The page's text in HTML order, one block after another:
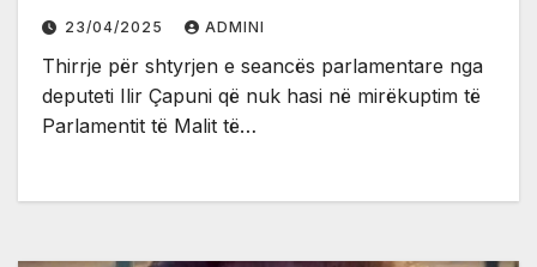
23/04/2025 ADMINI
Thirrje për shtyrjen e seancës parlamentare nga
deputeti Ilir Çapuni që nuk hasi në mirëkuptim të
Parlamentit të Malit të…